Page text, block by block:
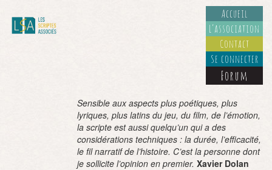
Accueil
L’association
Contact
Se connecter
Forum
Sensible aux aspects plus poétiques, plus
lyriques, plus latins du jeu, du film, de l’émotion,
la scripte est aussi quelqu’un qui a des
considérations techniques : la durée, l’efficacité,
le fil narratif de l’histoire. C’est la personne dont
je sollicite l’opinion en premier. Xavier Dolan